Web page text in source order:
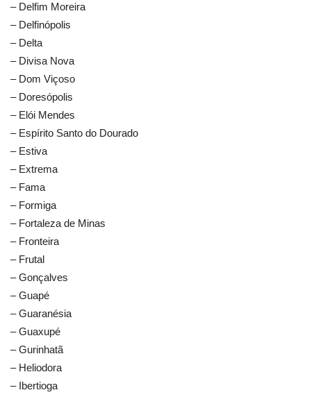
– Delfim Moreira
– Delfinópolis
– Delta
– Divisa Nova
– Dom Viçoso
– Doresópolis
– Elói Mendes
– Espírito Santo do Dourado
– Estiva
– Extrema
– Fama
– Formiga
– Fortaleza de Minas
– Fronteira
– Frutal
– Gonçalves
– Guapé
– Guaranésia
– Guaxupé
– Gurinhatã
– Heliodora
– Ibertioga